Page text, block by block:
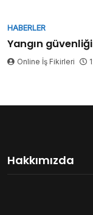
HABERLER
Yangın
Online İş Fikirleri
Hakkımızda